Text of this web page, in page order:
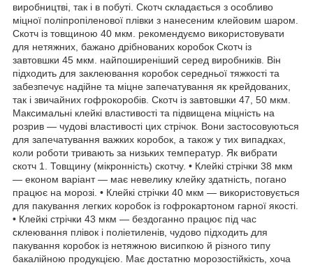
виробництві, так і в побуті. Скотч складається з особливо
міцної поліпропіленової плівки з нанесеним клейовим шаром.
Скотч із товщиною 40 мкм. рекомендуємо використовувати
для нетяжних, бажано дрібнованих коробок Скотч із
завтовшки 45 мкм. найпоширеніший серед виробників. Він
підходить для заклеювання коробок середньої тяжкості та
забезпечує надійне та міцне запечатування як крейдованих,
так і звичайних гофрокоробів. Скотч із завтовшки 47, 50 мкм.
Максимальні клейкі властивості та підвищена міцність на
розрив — чудові властивості цих стрічок. Вони застосовуються
для запечатування важких коробок, а також у тих випадках,
коли роботи тривають за низьких температур. Як вибрати
скотч 1. Товщину (мікронність) скотчу. • Клейкі стрічки 38 мкм
— економ варіант — має невелику клейку здатність, погано
працює на морозі. • Клейкі стрічки 40 мкм — використовується
для пакування легких коробок із гофрокартоном гарної якості.
• Клейкі стрічки 43 мкм — бездоганно працює під час
склеювання плівок і поліетиленів, чудово підходить для
пакування коробок із нетяжною висипкою й різного типу
бакалійною продукцією. Має достатню морозостійкість, хоча